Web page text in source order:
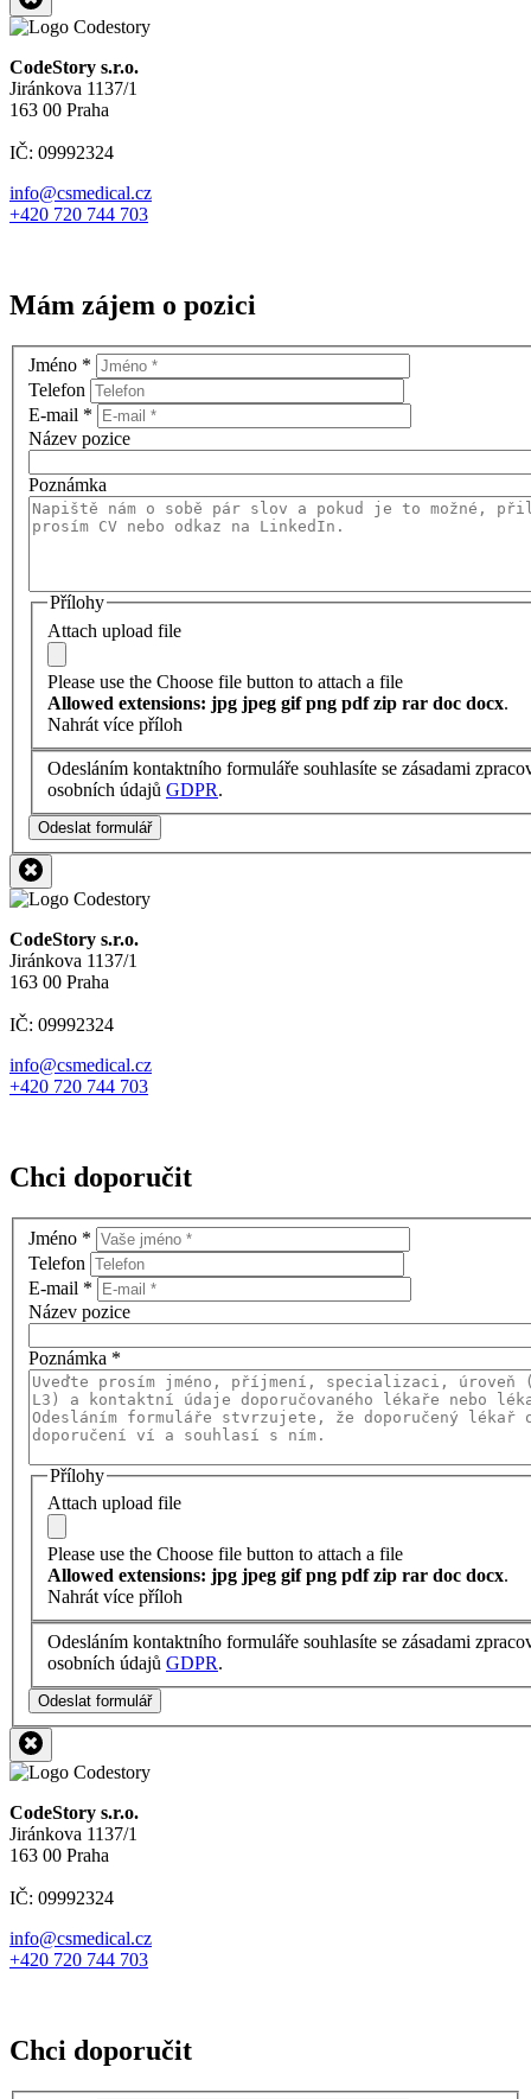
CodeStory s.r.o.
Jiránkova 1137/1
163 00 Praha
IČ: 09992324
info@csmedical.cz
+420 720 744 703
Mám zájem o pozici
Jméno *
Telefon
E-mail *
Název pozice
Poznámka
Přílohy
Attach upload file
Please use the Choose file button to attach a file
Allowed extensions: jpg jpeg gif png pdf zip rar doc docx.
Nahrát více příloh
Odesláním kontaktního formuláře souhlasíte se zásadami
osobních údajů GDPR.
Odeslat formulář
CodeStory s.r.o.
Jiránkova 1137/1
163 00 Praha
IČ: 09992324
info@csmedical.cz
+420 720 744 703
Chci doporučit
Jméno *
Telefon
E-mail *
Název pozice
Poznámka *
Přílohy
Attach upload file
Please use the Choose file button to attach a file
Allowed extensions: jpg jpeg gif png pdf zip rar doc docx.
Nahrát více příloh
Odesláním kontaktního formuláře souhlasíte se zásadami
osobních údajů GDPR.
Odeslat formulář
CodeStory s.r.o.
Jiránkova 1137/1
163 00 Praha
IČ: 09992324
info@csmedical.cz
+420 720 744 703
Chci doporučit